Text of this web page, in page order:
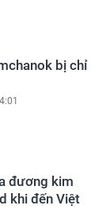
bị chỉ
đương kim
khi đến Việt